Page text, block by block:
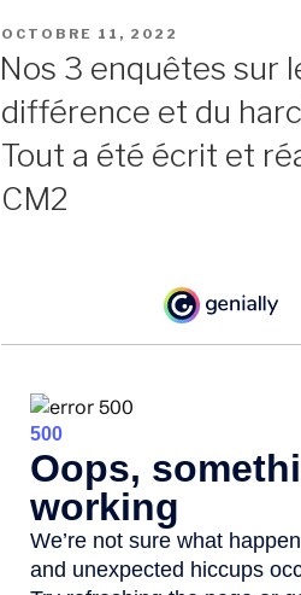
OCTOBRE 11, 2022
Nos 3 enquêtes sur
différence et du
Tout a été écrit et
CM2